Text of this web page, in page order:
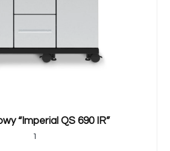
“Imperial QS 690 IR”
1